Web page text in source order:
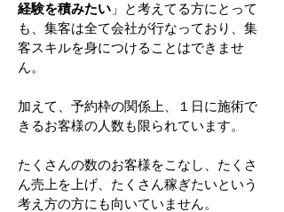
経験を積みたい 」と考えてる方にとって
も、集客は全て会社が行なっており、集
客スキルを身につけることはできませ
ん。
加えて、予約枠の関係上、１日に施術で
きるお客様の人数も限られています。
​たくさんの数のお客様をこなし、たくさ
ん売上を上げ、たくさん稼ぎたいという
考え方の方にも向いていません。